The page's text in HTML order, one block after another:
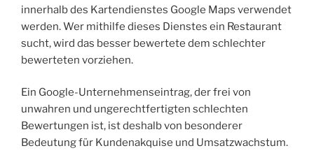
innerhalb des Kartendienstes Google Maps verwendet
werden. Wer mithilfe dieses Dienstes ein Restaurant
sucht, wird das besser bewertete dem schlechter
bewerteten vorziehen.
Ein Google-Unternehmenseintrag, der frei von
unwahren und ungerechtfertigten schlechten
Bewertungen ist, ist deshalb von besonderer
Bedeutung für Kundenakquise und Umsatzwachstum.